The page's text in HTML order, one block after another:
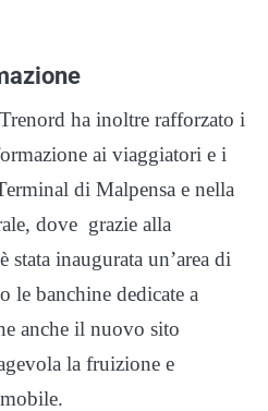
ha inoltre rafforzato i
ai viaggiatori e i
di Malpensa e nella
dove grazie alla
inaugurata un’area di
le banchine dedicate a
anche il nuovo sito
la fruizione e